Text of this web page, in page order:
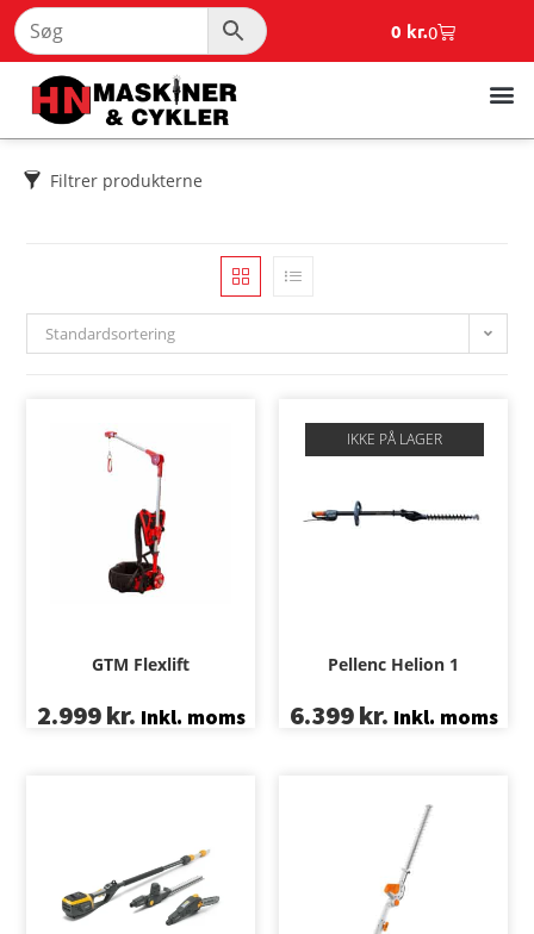
0 kr.0
Filtrer produkterne
Standardsortering
GTM Flexlift
2.999kr. Inkl. moms
IKKE PÅ LAGER
Pellenc Helion 1
6.399kr. Inkl. moms